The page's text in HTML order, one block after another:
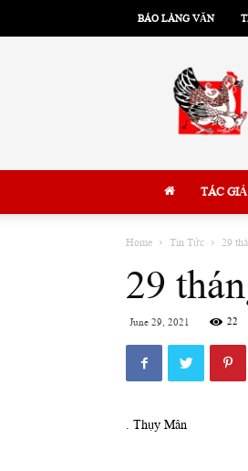
BÁO LÀNG VĂN
TÁC GIẢ
Home Tin Tức 29
29
June 29, 2021 22
. Thụy Mân